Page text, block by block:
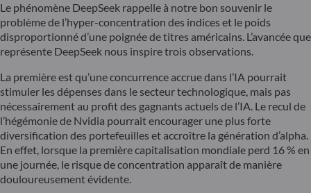
Le phénomène DeepSeek rappelle à notre bon souvenir le
problème de l’hyper-concentration des indices et le poids
disproportionné d’une poignée de titres américains. L’avancée que
représente DeepSeek nous inspire trois observations.
La première est qu’une concurrence accrue dans l’IA pourrait
stimuler les dépenses dans le secteur technologique, mais pas
nécessairement au profit des gagnants actuels de l’IA. Le recul de
l’hégémonie de Nvidia pourrait encourager une plus forte
diversification des portefeuilles et accroître la génération d’alpha.
En effet, lorsque la première capitalisation mondiale perd 16 % en
une journée, le risque de concentration apparaît de manière
douloureusement évidente.